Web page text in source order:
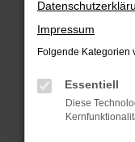
Laden andere
Suchmaschine?
Prüfe deine
können das
verhindern.
anderen
Impressum
Folgende Kategorien
Essentiell
Diese